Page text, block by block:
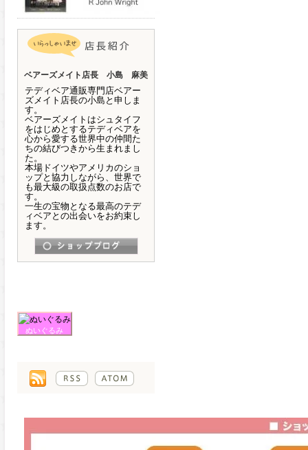
ベアーズメイト店長 小島 麻美
テディベア通販専門店ベアー
ズメイト店長の小島と申しま
す。
ベアーズメイトはシュタイフ
をはじめとするテディベアを
心から愛する世界中の仲間た
ちの結びつきから生まれまし
た。
本場ドイツやアメリカのショ
ップと協力しながら、世界で
も最大級の取扱点数のお店で
す。
一生の宝物となる最高のテデ
ィベアとの出会いをお約束し
ます。
ぬいぐるみ